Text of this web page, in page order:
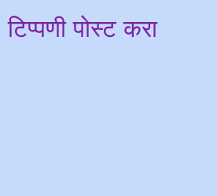
टिप्पणी पोस्ट करा